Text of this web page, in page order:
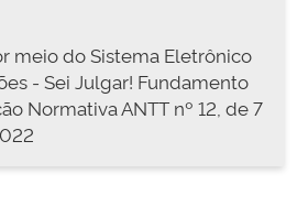
meio do Sistema Eletrônico
- Sei Julgar! Fundamento
Normativa ANTT nº 12, de 7